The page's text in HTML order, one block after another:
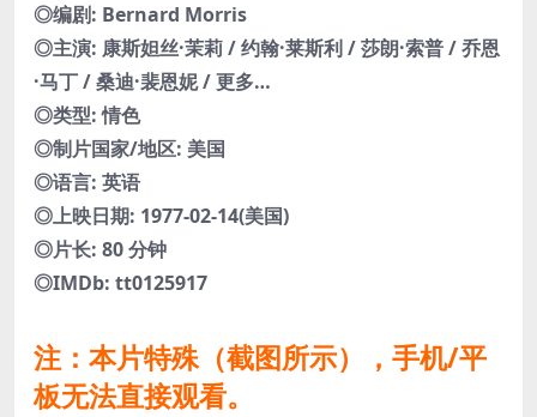
◎编剧: Bernard Morris
◎主演: 康斯妲丝·茉莉 / 约翰·莱斯利 / 莎朗·索普 / 乔恩
·马丁 / 桑迪·裴恩妮 / 更多…
◎类型: 情色
◎制片国家/地区: 美国
◎语言: 英语
◎上映日期: 1977-02-14(美国)
◎片长: 80 分钟
◎IMDb: tt0125917
注：本片特殊（截图所示），手机/平
板无法直接观看。